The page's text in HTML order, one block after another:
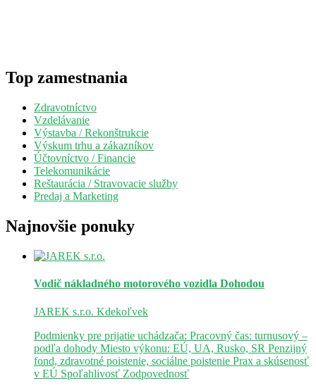
Top zamestnania
Zdravotníctvo
Vzdelávanie
Výstavba / Rekonštrukcie
Výskum trhu a zákazníkov
Účtovníctvo / Financie
Telekomunikácie
Reštaurácia / Stravovacie služby
Predaj a Marketing
Najnovšie ponuky
Vodič nákladného motorového vozidla Dohodou
JAREK s.r.o. Kdekoľvek
Podmienky pre prijatie uchádzača: Pracovný čas: turnusový –
podľa dohody Miesto výkonu: EÚ, UA, Rusko, SR Penzijný
fond, zdravotné poistenie, sociálne poistenie Prax a skúsenosť
v EÚ Spoľahlivosť Zodpovednosť